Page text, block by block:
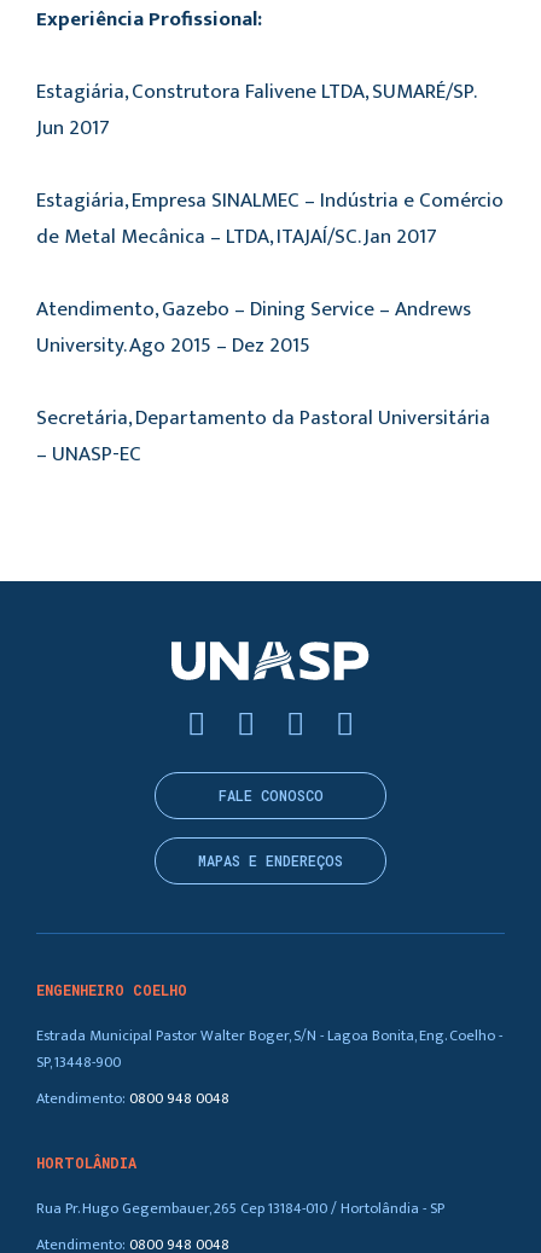
Experiência Profissional:
Estagiária, Construtora Falivene LTDA, SUMARÉ/SP.
Jun 2017
Estagiária, Empresa SINALMEC – Indústria e Comércio
de Metal Mecânica – LTDA, ITAJAÍ/SC. Jan 2017
Atendimento, Gazebo – Dining Service – Andrews
University. Ago 2015 – Dez 2015
Secretária, Departamento da Pastoral Universitária
– UNASP-EC
ENGENHEIRO COELHO
Estrada Municipal Pastor Walter Boger, S/N - Lagoa Bonita, Eng. Coelho -
SP, 13448-900
Atendimento:0800 948 0048
HORTOLÂNDIA
Rua Pr. Hugo Gegembauer, 265 Cep 13184-010 / Hortolândia - SP
Atendimento:0800 948 0048
FALE CONOSCO
MAPAS E ENDEREÇOS